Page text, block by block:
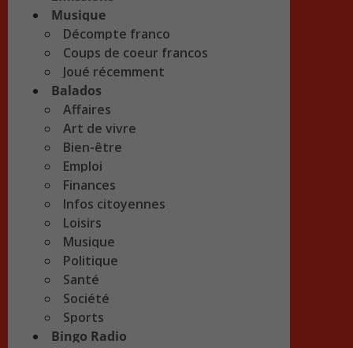
Musique
Décompte franco
Coups de coeur francos
Joué récemment
Balados
Affaires
Art de vivre
Bien-être
Emploi
Finances
Infos citoyennes
Loisirs
Musique
Politique
Santé
Société
Sports
Bingo Radio